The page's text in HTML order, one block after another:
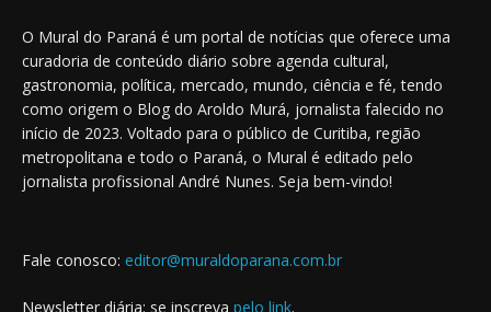
O Mural do Paraná é um portal de notícias que oferece uma
curadoria de conteúdo diário sobre agenda cultural,
gastronomia, política, mercado, mundo, ciência e fé, tendo
como origem o Blog do Aroldo Murá, jornalista falecido no
início de 2023. Voltado para o público de Curitiba, região
metropolitana e todo o Paraná, o Mural é editado pelo
jornalista profissional André Nunes. Seja bem-vindo!
Fale conosco: editor@muraldoparana.com.br
Newsletter diária: se inscreva pelo link.